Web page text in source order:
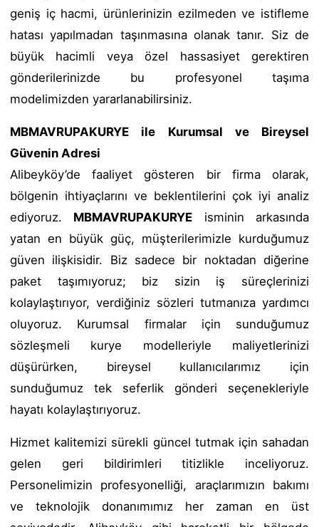
geniş iç hacmi, ürünlerinizin ezilmeden ve istifleme
hatası yapılmadan taşınmasına olanak tanır. Siz de
büyük hacimli veya özel hassasiyet gerektiren
gönderilerinizde bu profesyonel taşıma
modelimizden yararlanabilirsiniz.
MBMAVRUPAKURYE ile Kurumsal ve Bireysel
Güvenin Adresi
Alibeyköy’de faaliyet gösteren bir firma olarak,
bölgenin ihtiyaçlarını ve beklentilerini çok iyi analiz
ediyoruz. MBMAVRUPAKURYE isminin arkasında
yatan en büyük güç, müşterilerimizle kurduğumuz
güven ilişkisidir. Biz sadece bir noktadan diğerine
paket taşımıyoruz; biz sizin iş süreçlerinizi
kolaylaştırıyor, verdiğiniz sözleri tutmanıza yardımcı
oluyoruz. Kurumsal firmalar için sunduğumuz
sözleşmeli kurye modelleriyle maliyetlerinizi
düşürürken, bireysel kullanıcılarımız için
sunduğumuz tek seferlik gönderi seçenekleriyle
hayatı kolaylaştırıyoruz.
Hizmet kalitemizi sürekli güncel tutmak için sahadan
gelen geri bildirimleri titizlikle inceliyoruz.
Personelimizin profesyonelliği, araçlarımızın bakımı
ve teknolojik donanımımız her zaman en üst